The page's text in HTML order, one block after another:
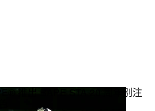
推出 BAPE STA 20 周年别注